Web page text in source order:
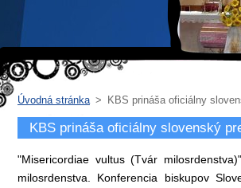
Úvodná stránka > KBS prináša oficiálny
KBS prináša oficiálny slovenský
"Misericordiae vultus (Tvár
milosrdenstva. Konferencia biskupov